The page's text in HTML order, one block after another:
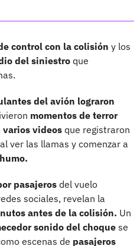
control con la colisión y los
del siniestro que
del avión lograron
momentos de terror
varios videos que registraron
ver las llamas y comenzar a
pasajeros del vuelo
sociales, revelan la
antes de la colisión. Un
sonido del choque se
escenas de pasajeros